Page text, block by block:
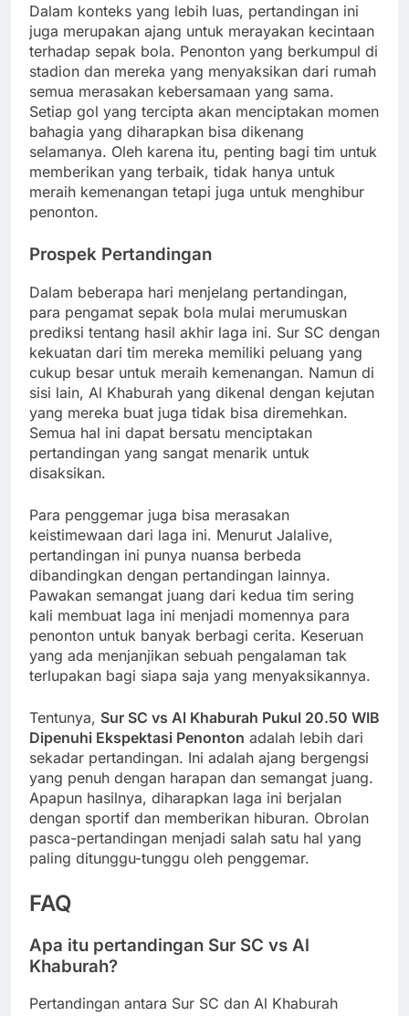
Dalam konteks yang lebih luas, pertandingan ini
juga merupakan ajang untuk merayakan kecintaan
terhadap sepak bola. Penonton yang berkumpul di
stadion dan mereka yang menyaksikan dari rumah
semua merasakan kebersamaan yang sama.
Setiap gol yang tercipta akan menciptakan momen
bahagia yang diharapkan bisa dikenang
selamanya. Oleh karena itu, penting bagi tim untuk
memberikan yang terbaik, tidak hanya untuk
meraih kemenangan tetapi juga untuk menghibur
penonton.
Prospek Pertandingan
Dalam beberapa hari menjelang pertandingan,
para pengamat sepak bola mulai merumuskan
prediksi tentang hasil akhir laga ini. Sur SC dengan
kekuatan dari tim mereka memiliki peluang yang
cukup besar untuk meraih kemenangan. Namun di
sisi lain, Al Khaburah yang dikenal dengan kejutan
yang mereka buat juga tidak bisa diremehkan.
Semua hal ini dapat bersatu menciptakan
pertandingan yang sangat menarik untuk
disaksikan.
Para penggemar juga bisa merasakan
keistimewaan dari laga ini. Menurut Jalalive,
pertandingan ini punya nuansa berbeda
dibandingkan dengan pertandingan lainnya.
Pawakan semangat juang dari kedua tim sering
kali membuat laga ini menjadi momennya para
penonton untuk banyak berbagi cerita. Keseruan
yang ada menjanjikan sebuah pengalaman tak
terlupakan bagi siapa saja yang menyaksikannya.
Tentunya, Sur SC vs Al Khaburah Pukul 20.50 WIB
Dipenuhi Ekspektasi Penonton adalah lebih dari
sekadar pertandingan. Ini adalah ajang bergengsi
yang penuh dengan harapan dan semangat juang.
Apapun hasilnya, diharapkan laga ini berjalan
dengan sportif dan memberikan hiburan. Obrolan
pasca-pertandingan menjadi salah satu hal yang
paling ditunggu-tunggu oleh penggemar.
FAQ
Apa itu pertandingan Sur SC vs Al
Khaburah?
Pertandingan antara Sur SC dan Al Khaburah